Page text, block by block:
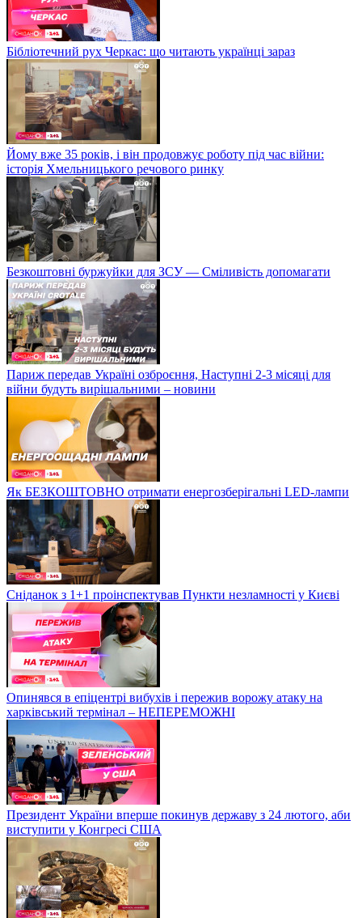
Бібліотечний рух Черкас: що читають українці зараз
Йому вже 35 років, і він продовжує роботу під час війни:
історія Хмельницького речового ринку
Безкоштовні буржуйки для ЗСУ — Сміливість допомагати
Париж передав Україні озброєння, Наступні 2-3 місяці для
війни будуть вирішальними – новини
Як БЕЗКОШТОВНО отримати енергозберігальні LED-лампи
Сніданок з 1+1 проінспектував Пункти незламності у Києві
Опинявся в епіцентрі вибухів і пережив ворожу атаку на
харківський термінал – НЕПЕРЕМОЖНІ
Президент України вперше покинув державу з 24 лютого, аби
виступити у Конгресі США